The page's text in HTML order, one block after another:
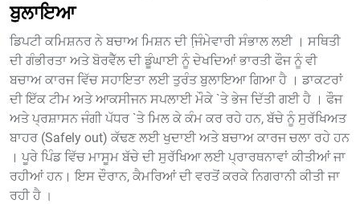
ਬੁਲਾਇਆ
ਡਿਪਟੀ ਕਮਿਸ਼ਨਰ ਨੇ ਬਚਾਅ ਮਿਸ਼ਨ ਦੀ ਜਿ਼ੰਮੇਵਾਰੀ ਸੰਭਾਲ ਲਈ । ਸਥਿਤੀ
ਦੀ ਗੰਭੀਰਤਾ ਅਤੇ ਬੋਰਵੈੱਲ ਦੀ ਡੂੰਘਾਈ ਨੂੰ ਦੇਖਦਿਆਂ ਭਾਰਤੀ ਫੌਜ ਨੂੰ ਵੀ
ਬਚਾਅ ਕਾਰਜ ਵਿੱਚ ਸਹਾਇਤਾ ਲਈ ਤੁਰੰਤ ਬੁਲਾਇਆ ਗਿਆ ਹੈ । ਡਾਕਟਰਾਂ
ਦੀ ਇੱਕ ਟੀਮ ਅਤੇ ਆਕਸੀਜਨ ਸਪਲਾਈ ਮੌਕੇ `ਤੇ ਭੇਜ ਦਿੱਤੀ ਗਈ ਹੈ । ਫੌਜ
ਅਤੇ ਪ੍ਰਸ਼ਾਸਨ ਜੰਗੀ ਪੱਧਰ `ਤੇ ਮਿਲ ਕੇ ਕੰਮ ਕਰ ਰਹੇ ਹਨ, ਬੱਚੇ ਨੂੰ ਸੁਰੱਖਿਅਤ
ਬਾਹਰ (Safely out) ਕੱਢਣ ਲਈ ਖੁਦਾਈ ਅਤੇ ਬਚਾਅ ਕਾਰਜ ਚਲਾ ਰਹੇ ਹਨ
। ਪੂਰੇ ਪਿੰਡ ਵਿੱਚ ਮਾਸੂਮ ਬੱਚੇ ਦੀ ਸੁਰੱਖਿਆ ਲਈ ਪ੍ਰਾਰਥਨਾਵਾਂ ਕੀਤੀਆਂ ਜਾ
ਰਹੀਆਂ ਹਨ। ਇਸ ਦੌਰਾਨ, ਕੈਮਰਿਆਂ ਦੀ ਵਰਤੋਂ ਕਰਕੇ ਨਿਗਰਾਨੀ ਕੀਤੀ ਜਾ
ਰਹੀ ਹੈ ।